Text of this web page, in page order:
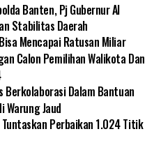
Banten, Pj Gubernur Al
Stabilitas Daerah
Mencapai Ratusan Miliar
Calon Pemilihan Walikota Dan
Berkolaborasi Dalam Bantuan
Warung Jaud
Perbaikan 1.024 Titik